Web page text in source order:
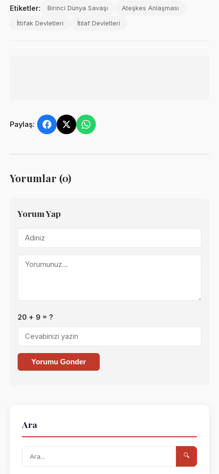
Etiketler: Birinci Dünya Savaşı Ateşkes Anlaşması
İttifak Devletleri İtilaf Devletleri
Paylaş:
Yorumlar (0)
Yorum Yap
20 + 9 = ?
Yorumu Gonder
Ara
🔍